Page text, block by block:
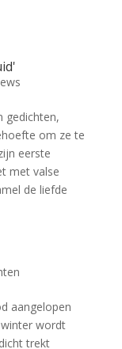
gedichten,
om ze te
eerste
met valse
de liefde
aangelopen
wordt
trekt